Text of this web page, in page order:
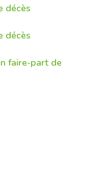
décès
décès
faire-part de